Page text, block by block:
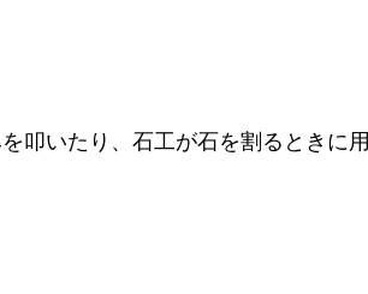
叩いたり、石工が石を割るときに用